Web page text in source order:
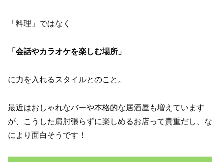
「料理」ではなく
「会話やカラオケを楽しむ場所」
に力を入れるスタイルとのこと。
最近はおしゃれなバーや本格的な居酒屋も増えています
が、こうした肩肘張らずに楽しめるお店って貴重だし、な
により面白そうです！